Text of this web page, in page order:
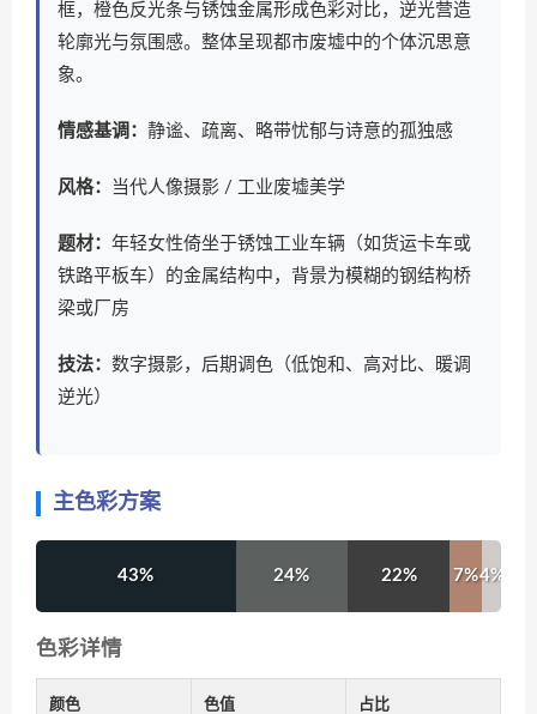
框，橙色反光条与锈蚀金属形成色彩对比，逆光营造
轮廓光与氛围感。整体呈现都市废墟中的个体沉思意
象。
情感基调： 静谧、疏离、略带忧郁与诗意的孤独感
风格： 当代人像摄影 / 工业废墟美学
题材： 年轻女性倚坐于锈蚀工业车辆（如货运卡车或
铁路平板车）的金属结构中，背景为模糊的钢结构桥
梁或厂房
技法： 数字摄影，后期调色（低饱和、高对比、暖调
逆光）
主色彩方案
43% 24% 22% 7%4%
色彩详情
颜色 色值 占比